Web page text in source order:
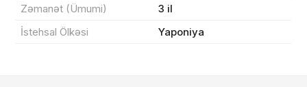
Zəmanət (Ümumi)
3 il
İstehsal Ölkəsi
Yaponiya